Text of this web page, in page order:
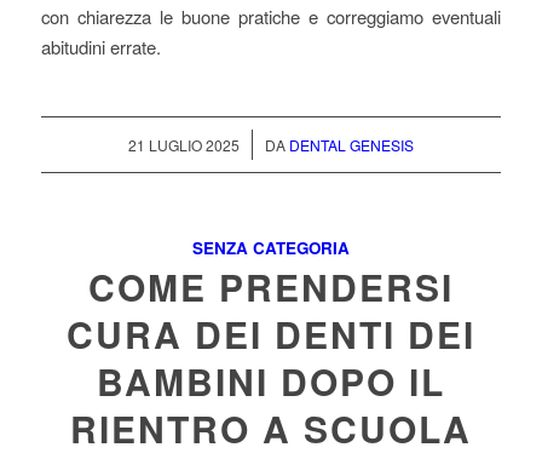
con chiarezza le buone pratiche e correggiamo eventuali
abitudini errate.
21 LUGLIO 2025
/ DA DENTAL GENESIS
SENZA CATEGORIA
COME PRENDERSI
CURA DEI DENTI DEI
BAMBINI DOPO IL
RIENTRO A SCUOLA